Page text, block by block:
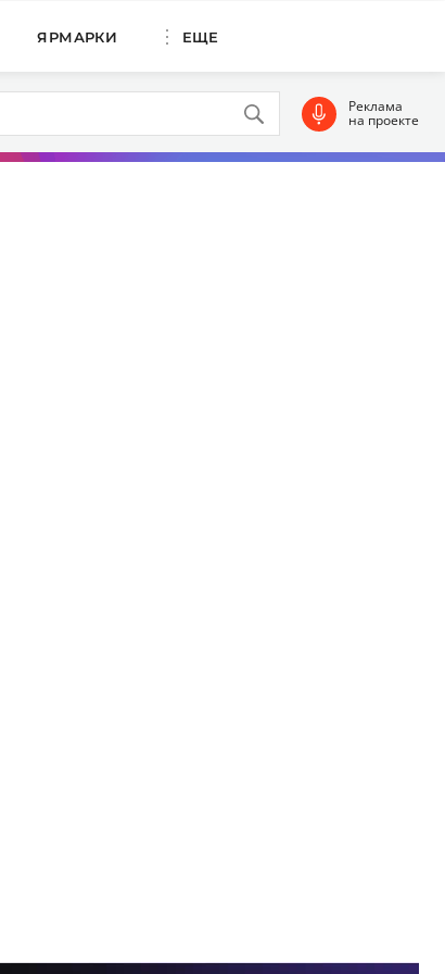
ЯРМАРКИ ЕЩЕ
Реклама
на проекте